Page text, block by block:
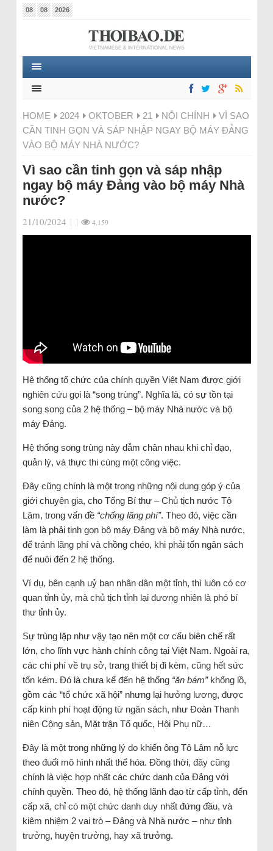
08 08 2026
HOME 2024 OKTOBER 21 NỘI CHÍNH
VÌ SAO
CẦN TINH GỌN VÀ SÁP NHẬP NGAY BỘ MÁY ĐẢNG
VÀO BỘ MÁY NHÀ NƯỚC?
Vì sao cần tinh gọn và sáp nhập
ngay bộ máy Đảng vào bộ máy Nhà
nước?
21/10/2024 | | 4.159
Hệ thống tổ chức của chính quyền Việt Nam được giới
nghiên cứu gọi là “song trùng”. Nghĩa là, có sự tồn tại
song song của 2 hệ thống – bộ máy Nhà nước và bộ
máy Đảng.
Hệ thống song trùng này dẫm chân nhau khi chỉ đạo,
quản lý, và thực thi cùng một công việc.
Đây cũng chính là một trong những nội dung góp ý của
giới chuyên gia, cho Tổng Bí thư – Chủ tịch nước Tô
Lâm, trong vấn đề “chống lãng phí”. Theo đó, việc cần
làm là phải tinh gọn bộ máy Đảng và bộ máy Nhà nước,
để tránh lãng phí và chồng chéo, khi phải tốn ngân sách
để nuôi đến 2 hệ thống.
Ví dụ, bên cạnh uỷ ban nhân dân một tỉnh, thì luôn có cơ
quan tỉnh ủy, mà chủ tịch tỉnh lại đương nhiên là phó bí
thư tỉnh ủy.
Sự trùng lặp như vậy tạo nên một cơ cấu biên chế rất
lớn, cho lĩnh vực hành chính công tại Việt Nam. Ngoài ra,
các chi phí về trụ sở, trang thiết bị đi kèm, cũng hết sức
tốn kém. Đó là chưa kể đến hệ thống “ăn bám”khổng lồ,
gồm các “tổ chức xã hội” nhưng lại hưởng lương, được
cấp kinh phí hoạt động từ ngân sách, như Đoàn Thanh
niên Cộng sản, Mặt trận Tổ quốc, Hội Phụ nữ…
Đây là một trong những lý do khiến ông Tô Lâm nỗ lực
theo đuổi mô hình nhất thể hóa. Đồng thời, đây cũng
chính là việc hợp nhất các chức danh của Đảng với
chính quyền. Theo đó, hệ thống lãnh đạo từ cấp tỉnh, đến
cấp xã, chỉ có một chức danh duy nhất đứng đầu, và
kiêm nhiệm 2 vai trò – Đảng và Nhà nước – như tỉnh
trưởng, huyện trưởng, hay xã trưởng.